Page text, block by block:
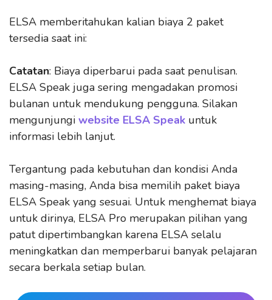
ELSA memberitahukan kalian biaya 2 paket
tersedia saat ini:
Catatan: Biaya diperbarui pada saat penulisan.
ELSA Speak juga sering mengadakan promosi
bulanan untuk mendukung pengguna. Silakan
mengunjungi website ELSA Speak untuk
informasi lebih lanjut.
Tergantung pada kebutuhan dan kondisi Anda
masing-masing, Anda bisa memilih paket biaya
ELSA Speak yang sesuai. Untuk menghemat biaya
untuk dirinya, ELSA Pro merupakan pilihan yang
patut dipertimbangkan karena ELSA selalu
meningkatkan dan memperbarui banyak pelajaran
secara berkala setiap bulan.